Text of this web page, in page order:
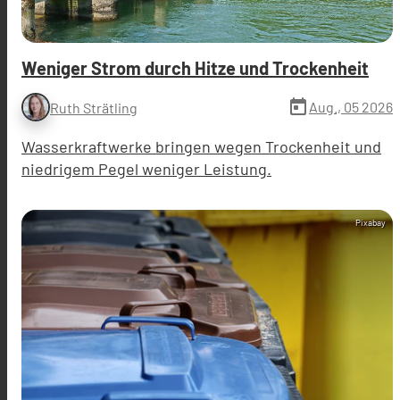
Weniger Strom durch Hitze und Trockenheit
Ruth Strätling today Aug., 05 2026
Wasserkraftwerke bringen wegen Trockenheit und
niedrigem Pegel weniger Leistung.
Pixabay